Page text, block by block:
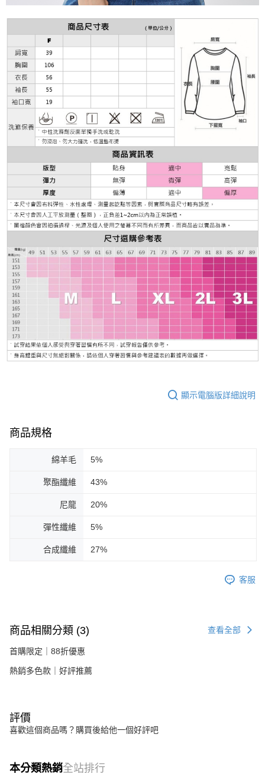
顯示電腦版詳細說明
商品規格
綿羊毛 5%
聚酯纖維 43%
尼龍 20%
彈性纖維 5%
合成纖維 27%
客服
商品相關分類 (3) 查看全部
首購限定｜88折優惠
熱銷多色款｜好評推薦
評價
喜歡這個商品嗎？購買後給他一個好評吧
本分類熱銷全站排行